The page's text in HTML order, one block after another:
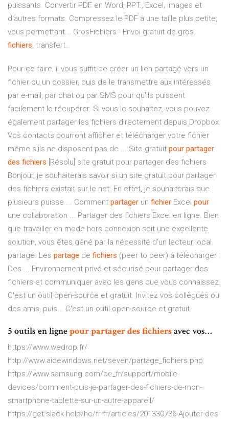
puissants. Convertir PDF en Word, PPT., Excel, images et
d'autres formats. Compressez le PDF à une taille plus petite,
vous permettant... GrosFichiers - Envoi gratuit de gros
fichiers, transfert…
Pour ce faire, il vous suffit de créer un lien partagé vers un
fichier ou un dossier, puis de le transmettre aux intéressés
par e-mail, par chat ou par SMS pour qu'ils puissent
facilement le récupérer. Si vous le souhaitez, vous pouvez
également partager les fichiers directement depuis Dropbox.
Vos contacts pourront afficher et télécharger votre fichier
même s'ils ne disposent pas de ... Site gratuit pour partager
des fichiers [Résolu] site gratuit pour partager des fichiers
Bonjour, je souhaiterais savoir si un site gratuit pour partager
des fichiers existait sur le net. En effet, je souhaiterais que
plusieurs puisse ... Comment partager un fichier Excel pour
une collaboration ... Partager des fichiers Excel en ligne. Bien
que travailler en mode hors connexion soit une excellente
solution, vous êtes gêné par la nécessité d’un lecteur local
partagé. Les partage de fichiers (peer to peer) à télécharger :
Des ... Environnement privé et sécurisé pour partager des
fichiers et communiquer avec les gens que vous connaissez.
C'est un outil open-source et gratuit. Invitez vos collègues ou
des amis, puis... C'est un outil open-source et gratuit.
5 outils en lignepourpartagerdesfichiersavec vos…
https://www.wedrop.fr/
http://www.aidewindows.net/seven/partage_fichiers.php
https://www.samsung.com/be_fr/support/mobile-
devices/comment-puis-je-partager-des-fichiers-de-mon-
smartphone-tablette-sur-un-autre-appareil/
https://get.slack.help/hc/fr-fr/articles/201330736-Ajouter-des-